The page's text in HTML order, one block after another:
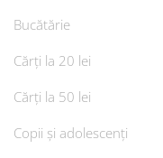
Bucătărie
Cărți la 20 lei
Cărți la 50 lei
Copii și adolescenți